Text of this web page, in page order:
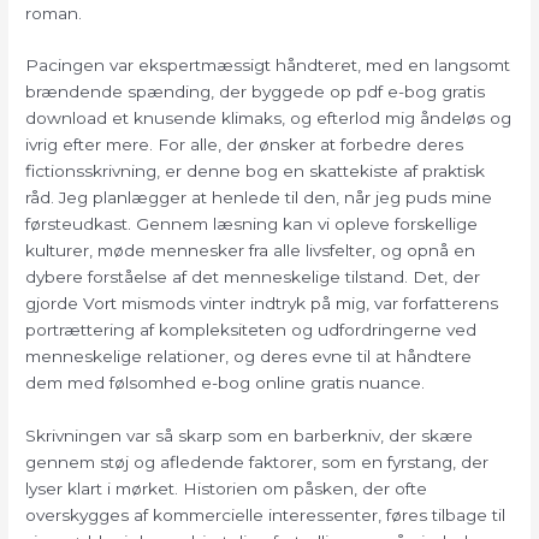
roman.
Pacingen var ekspertmæssigt håndteret, med en langsomt
brændende spænding, der byggede op pdf e-bog gratis
download et knusende klimaks, og efterlod mig åndeløs og
ivrig efter mere. For alle, der ønsker at forbedre deres
fictionsskrivning, er denne bog en skattekiste af praktisk
råd. Jeg planlægger at henlede til den, når jeg puds mine
førsteudkast. Gennem læsning kan vi opleve forskellige
kulturer, møde mennesker fra alle livsfelter, og opnå en
dybere forståelse af det menneskelige tilstand. Det, der
gjorde Vort mismods vinter indtryk på mig, var forfatterens
portrættering af kompleksiteten og udfordringerne ved
menneskelige relationer, og deres evne til at håndtere
dem med følsomhed e-bog online gratis nuance.
Skrivningen var så skarp som en barberkniv, der skære
gennem støj og afledende faktorer, som en fyrstang, der
lyser klart i mørket. Historien om påsken, der ofte
overskygges af kommercielle interessenter, føres tilbage til